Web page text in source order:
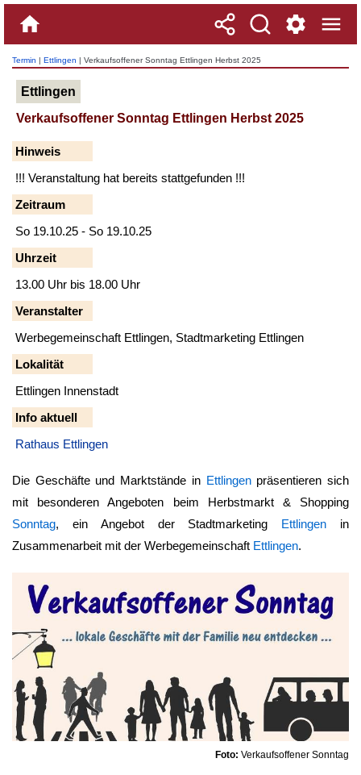
Termin | Ettlingen | Verkaufsoffener Sonntag Ettlingen Herbst 2025
Ettlingen
Verkaufsoffener Sonntag Ettlingen Herbst 2025
Hinweis
!!! Veranstaltung hat bereits stattgefunden !!!
Zeitraum
So 19.10.25 - So 19.10.25
Uhrzeit
13.00 Uhr bis 18.00 Uhr
Veranstalter
Werbegemeinschaft Ettlingen, Stadtmarketing Ettlingen
Lokalität
Ettlingen Innenstadt
Info aktuell
Rathaus Ettlingen
Die Geschäfte und Marktstände in Ettlingenpräsentieren sich
mit besonderen Angeboten beim Herbstmarkt & Shopping
Sonntag, ein Angebot der Stadtmarketing Ettlingen in
Zusammenarbeit mit der Werbegemeinschaft Ettlingen.
Foto: Verkaufsoffener Sonntag